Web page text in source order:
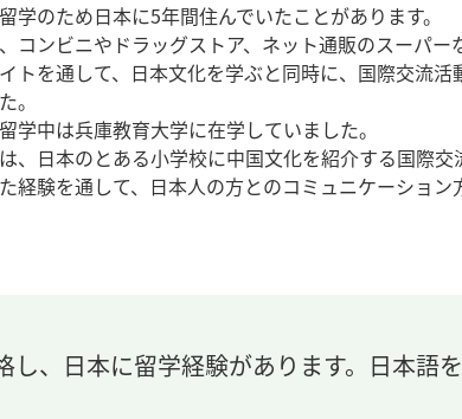
学のため日本に5年間住んでいたことがあります。
コンビニやドラッグストア、ネット通販のスーパー
トを通して、日本文化を学ぶと同時に、国際交流
。
学中は兵庫教育大学に在学していました。
、日本のとある小学校に中国文化を紹介する国際交
経験を通して、日本人の方とのコミュニケーション
、日本に留学経験があります。日本語